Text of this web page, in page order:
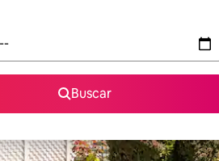
Buscar